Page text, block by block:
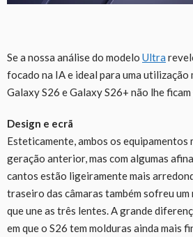
Se a nossa análise do modelo Ultra
focado na IA e ideal para uma utilização
Galaxy S26 e Galaxy S26+ não lhe
Design e ecrã
Esteticamente, ambos os equipamentos
geração anterior, mas com algumas
cantos estão ligeiramente mais
traseiro das câmaras também sofreu um
que une as três lentes. A grande
em que o S26 tem molduras ainda mais